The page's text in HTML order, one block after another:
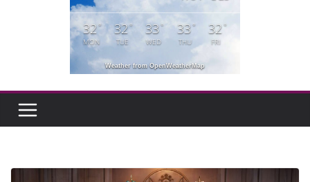
32°
MON
32°
TUE
33°
WED
33°
THU
32°
FRI
Weather from OpenWeatherMap